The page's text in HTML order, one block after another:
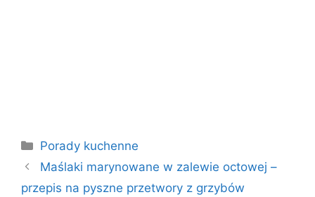
Kategorie
Porady kuchenne
Maślaki marynowane w zalewie octowej –
przepis na pyszne przetwory z grzybów